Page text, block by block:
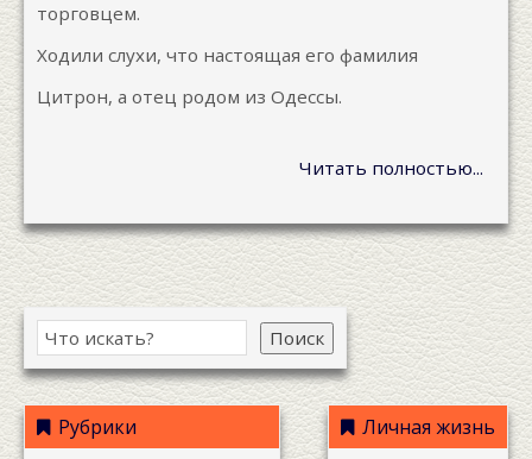
торговцем.
Ходили слухи, что настоящая его фамилия
Цитрон, а отец родом из Одессы.
Читать полностью...
Поиск
Рубрики Личная жизнь